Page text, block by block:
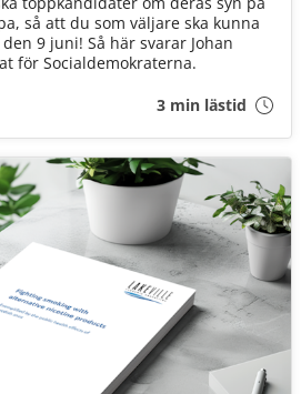
så att du som väljare ska kunna
svarar Johan
för Socialdemokraterna.
3 min lästid